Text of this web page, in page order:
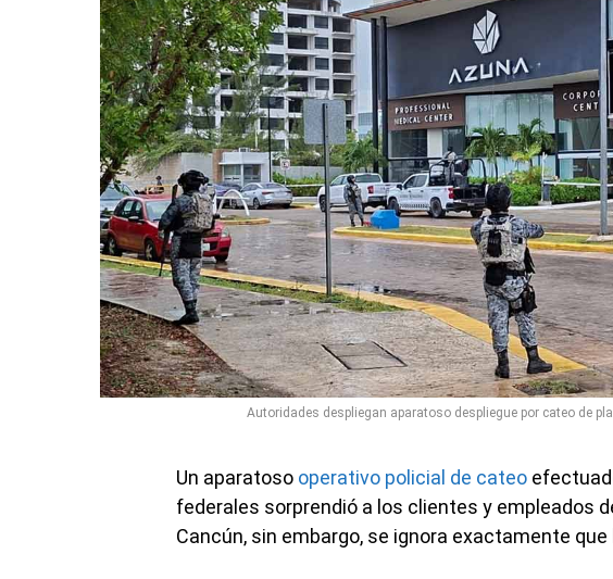
Autoridades despliegan aparatoso despliegue por cateo de
Un aparatoso operativo policial de cateo
federales sorprendió a los clientes y empleados
Cancún, sin embargo, se ignora exactamente